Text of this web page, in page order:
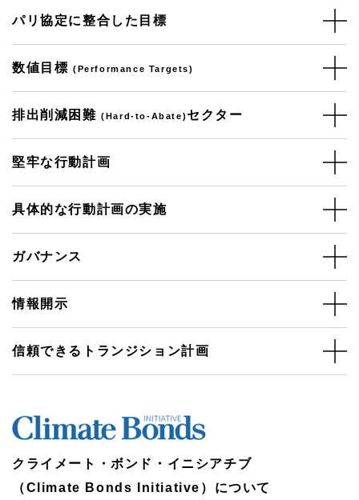
パリ協定に整合した目標
数値目標 (Performance Targets)
排出削減困難(Hard-to-Abate) セクター
堅牢な行動計画
具体的な行動計画の実施
ガバナンス
情報開示
信頼できるトランジション計画
クライメート・ボンド・イニシアチブ
（Climate Bonds Initiative）について